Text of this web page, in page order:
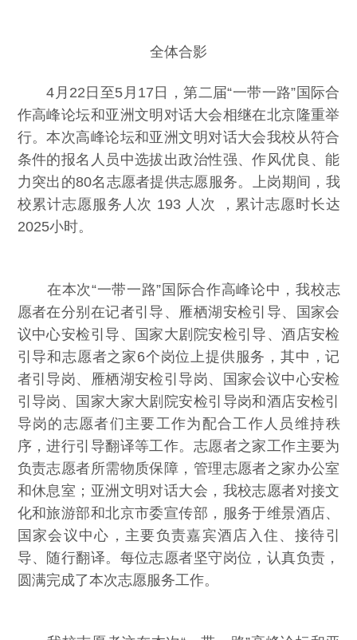
全体合影
4月22日至5月17日，第二届“一带一路”国际合
作高峰论坛和亚洲文明对话大会相继在北京隆重举
行。本次高峰论坛和亚洲文明对话大会我校从符合
条件的报名人员中选拔出政治性强、作风优良、能
力突出的80名志愿者提供志愿服务。上岗期间，我
校累计志愿服务人次 193 人次 ，累计志愿时长达
2025小时。
在本次“一带一路”国际合作高峰论中，我校志
愿者在分别在记者引导、雁栖湖安检引导、国家会
议中心安检引导、国家大剧院安检引导、酒店安检
引导和志愿者之家6个岗位上提供服务，其中，记
者引导岗、雁栖湖安检引导岗、国家会议中心安检
引导岗、国家大家大剧院安检引导岗和酒店安检引
导岗的志愿者们主要工作为配合工作人员维持秩
序，进行引导翻译等工作。志愿者之家工作主要为
负责志愿者所需物质保障，管理志愿者之家办公室
和休息室；亚洲文明对话大会，我校志愿者对接文
化和旅游部和北京市委宣传部，服务于维景酒店、
国家会议中心，主要负责嘉宾酒店入住、接待引
导、随行翻译。每位志愿者坚守岗位，认真负责，
圆满完成了本次志愿服务工作。